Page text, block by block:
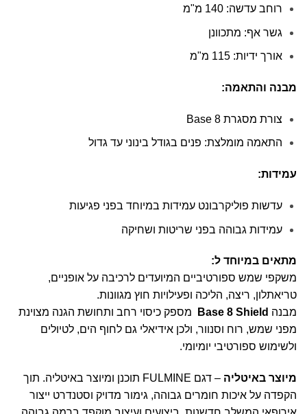
רוחב עדשה: 140 מ"מ
גשר אף: מתכוונן
אורך ידיות: 115 מ"מ
מבנה והתאמה:
צורת מסגרת Base 8
התאמה מומלצת: פנים בגודל בינוני עד גדול
עמידות:
עדשות פוליקרבונט עמידות במיוחד בפני פגיעות
עמידות גבוהה בפני שריטות ושחיקה
מתאים במיוחד ל:
משקפי שמש ספורטיביים המיועדים לרכיבה על אופניים,
טריאתלון, ריצה, הליכה ופעילויות חוץ מגוונות.
מבנה Base 8 Shield
מספק כיסוי רחב ותחושת הגנה מצוינת
מפני שמש, רוח וסנוור, ולכן אידיאלי גם לחוף הים, לטיולים
ולשימוש ספורטיבי יומיומי.
מיוצר באיטליה
– דגם FULMINE תוכנן ומיוצר באיטליה. תוך
הקפדה על איכות חומרים גבוהה, גימור מדויק וסטנדרט ייצור